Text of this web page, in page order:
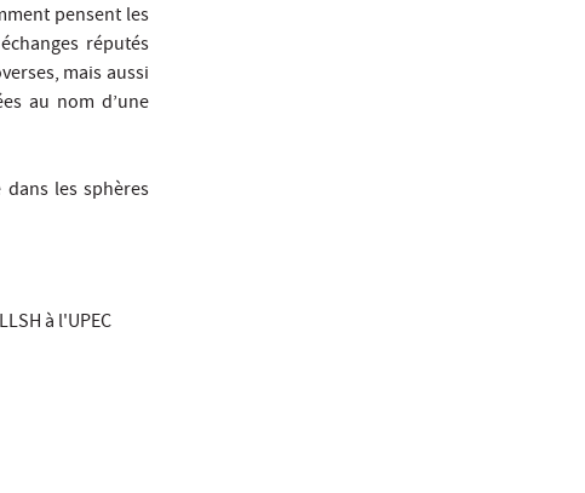
pensent les
réputés
mais aussi
au nom d’une
les sphères
à l'UPEC